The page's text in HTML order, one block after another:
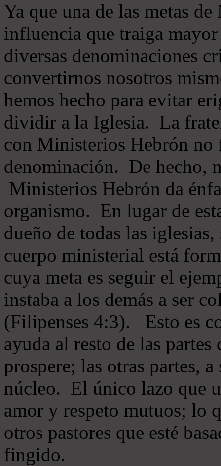
Ya que una de las metas
influencia que traiga
diversas denominaciones
convertirnos nosotros
hemos hecho para evitar
dividir a la Iglesia. La
con Ministerios Hebrón no
denominación. De hecho,
Ministerios Hebrón da
organismo. En lugar de
dueño de todas las
cuerpo ministerial está
cuya meta es seguir el
instaba a los demás a ser
(Filipenses 4:3). Esto es
ayuda al resto de las
prospere; las otras partes,
núcleo. El único lazo que
amor y respeto mutuos; lo
otros pastores que esté
fingido.